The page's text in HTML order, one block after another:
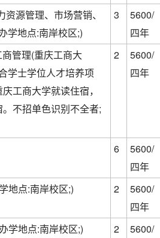
源管理、市场营销、
学地点:南岸校区;)
3
5600/
四年
管理(重庆工商大
学士学位人才培养项
工商大学就读住宿，
不招单色识别不全者;
2
5600/
四年
6
5600/
四年
地点:南岸校区;) 2
5600/
四年
学地点:南岸校区;) 2
5600/